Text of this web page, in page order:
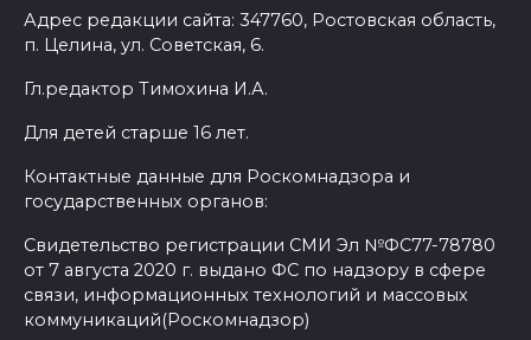
Адрес редакции сайта: 347760, Ростовская область,
п. Целина, ул. Советская, 6.
Гл.редактор Тимохина И.А.
Для детей старше 16 лет.
Контактные данные для Роскомнадзора и
государственных органов:
Свидетельство регистрации СМИ Эл №ФС77-78780
от 7 августа 2020 г. выдано ФС по надзору в сфере
связи, информационных технологий и массовых
коммуникаций(Роскомнадзор)